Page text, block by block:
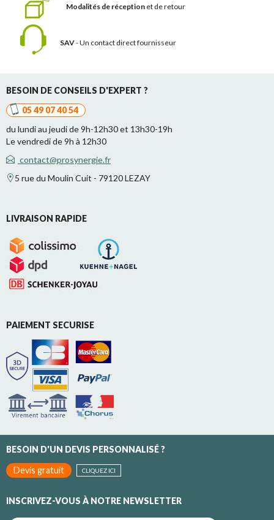
Modalités de réception et de retour
SAV- Un contact direct fournisseur
BESOIN DE CONSEILS D'EXPERT ?
05 49 07 40 54
du lundi au jeudi de 9h-12h30 et 13h30-19h
Le vendredi de 9h à 12h30
contact@prosynergie.fr
5 rue du Moulin Cuit - 79120 LEZAY
LIVRAISON RAPIDE
PAIEMENT SECURISE
BESOIN D'UN DEVIS PERSONNALISÉ ?
Devis gratuit
CLIQUEZ ICI
INSCRIVEZ-VOUS À NOTRE NEWSLETTER